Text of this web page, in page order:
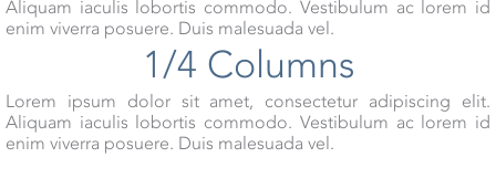
Aliquam iaculis lobortis commodo. Vestibulum ac lorem id
enim viverra posuere. Duis malesuada vel.
1/4 Columns
Lorem ipsum dolor sit amet, consectetur adipiscing elit.
Aliquam iaculis lobortis commodo. Vestibulum ac lorem id
enim viverra posuere. Duis malesuada vel.